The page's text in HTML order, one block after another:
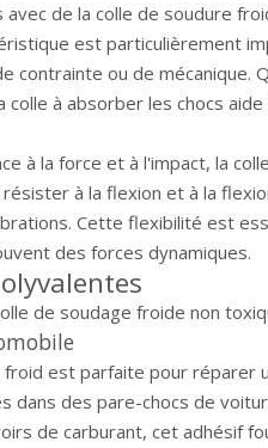
de la colle de soudure
est particulièrement
contrainte ou de mécanique.
colle à absorber les chocs
à la force et à l'impact, la
à la flexion et à la
Cette flexibilité est
des forces dynamiques.
de soudage froide non
froid est parfaite pour réparer
dans des pare-chocs de
de carburant, cet adhésif